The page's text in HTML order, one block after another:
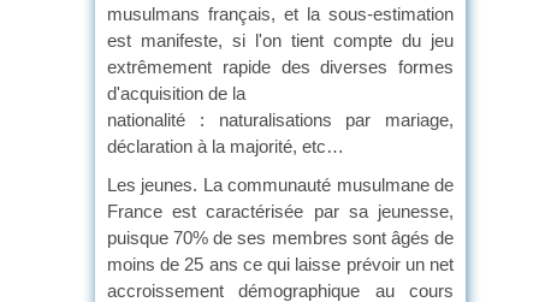
musulmans français, et la sous-estimation
est manifeste, si l'on tient compte du jeu
extrêmement rapide des diverses formes
d'acquisition de la
nationalité : naturalisations par mariage,
déclaration à la majorité, etc…
Les jeunes. La communauté musulmane de
France est caractérisée par sa jeunesse,
puisque 70% de ses membres sont âgés de
moins de 25 ans ce qui laisse prévoir un net
accroissement démographique au cours